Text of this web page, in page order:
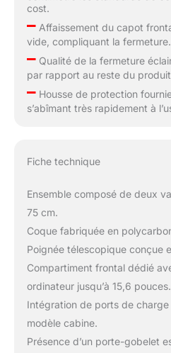
cost.
–Affaissement du capot
vide, compliquant la fermeture.
–Qualité de la fermeture
par rapport au reste du
–Housse de protection
s’abîmant très rapidement à
Fiche technique
Ensemble composé de deux
75 cm.
Coque fabriquée en
Poignée télescopique conçue
Compartiment frontal dédié
ordinateur jusqu’à 15,6 pouces.
Intégration de ports de charge
modèle cabine.
Présence d’un porte-gobelet